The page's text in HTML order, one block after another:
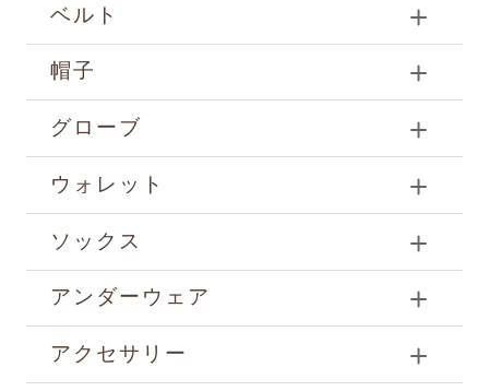
ベルト
帽子
グローブ
ウォレット
ソックス
アンダーウェア
アクセサリー